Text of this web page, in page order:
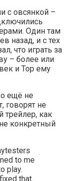
с овсянкой –
Один там
назад, и с тех
что играть за
– более или
и Тор ему
о ещё не
говорят не
трейлер, как
конкретный
to me
play.
that.